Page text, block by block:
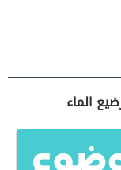
الماء